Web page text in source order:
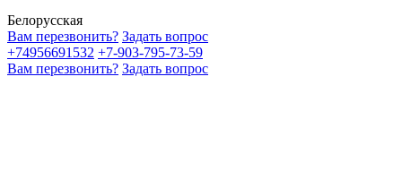
Белорусская
Вам перезвонить? Задать вопрос
+74956691532 +7-903-795-73-59
Вам перезвонить? Задать вопрос